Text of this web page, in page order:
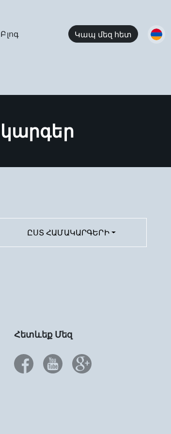
Բլոգ Կապ մեզ հետ
ԸՍՏ ՀԱՄԱԿԱՐԳԵՐԻ
Հետևեք Մեզ